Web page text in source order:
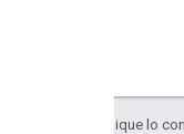
Salvo que se indique lo